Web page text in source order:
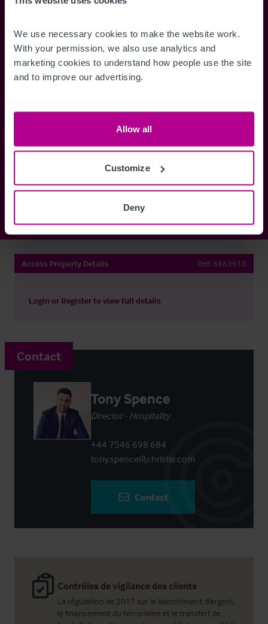
We use necessary cookies to make the website work.
With your permission, we also use analytics and
marketing cookies to understand how people use the site
and to improve our advertising.
Allow all
Customize
Deny
des visites, des brochures et bien
plus encore.
des alertes.
Connectez-vous maintenant
Access Property Details Ref: 6863615
Login or Registerto view full details
Contrôles de vigilance des clients
La régulation de 2017 sur le blanchiment d'argent,
le financement du terrorisme et le transfert de
Contact
Tony Spence
Director - Hospitality
+44 7546 698 684
tony.spence@christie.com
Contact